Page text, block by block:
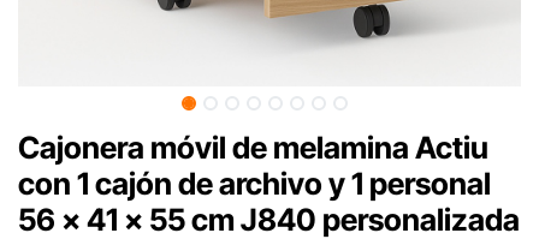
Cajonera móvil de melamina Actiu
con 1 cajón de archivo y 1 personal
56 x 41 x 55 cm J840 personalizada